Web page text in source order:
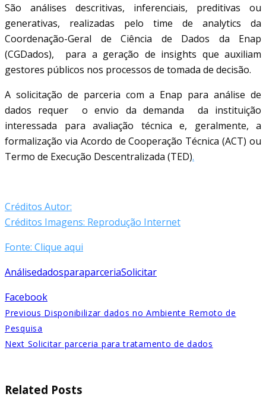
São análises descritivas, inferenciais, preditivas ou
generativas, realizadas pelo time de analytics da
Coordenação-Geral de Ciência de Dados da Enap
(CGDados), para a geração de insights que auxiliam
gestores públicos nos processos de tomada de decisão.
A solicitação de parceria com a Enap para análise de
dados requer o envio da demanda da instituição
interessada para avaliação técnica e, geralmente, a
formalização via Acordo de Cooperação Técnica (ACT) ou
Termo de Execução Descentralizada (TED).
Créditos Autor:
Créditos Imagens: Reprodução Internet
Fonte: Clique aqui
AnálisedadosparaparceriaSolicitar
Facebook
Previous Disponibilizar dados no Ambiente Remoto de
Pesquisa
Next Solicitar parceria para tratamento de dados​
Related Posts